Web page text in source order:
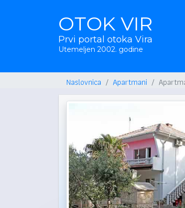
OTOK VIR
Prvi portal otoka Vira
Utemeljen 2002. godine
Naslovnica Apartmani